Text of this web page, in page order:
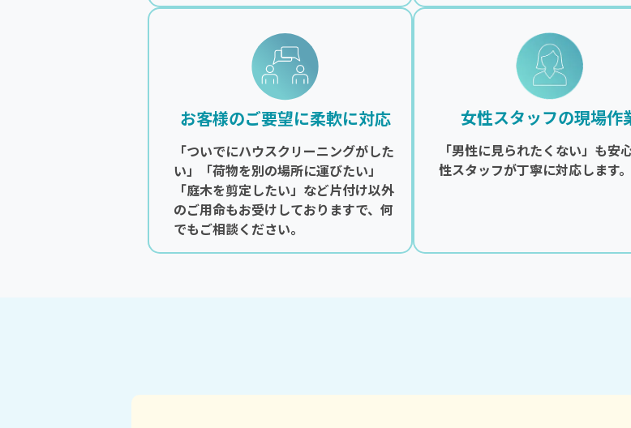
お客様のご要望に柔軟に対応
「ついでにハウスクリーニングがした
い」「荷物を別の場所に運びたい」
「庭木を剪定したい」など片付け以外
のご用命もお受けしておりますで、何
でもご相談ください。
女性スタッフの現場作
「男性に見られたくない」も安
性スタッフが丁寧に対応します。